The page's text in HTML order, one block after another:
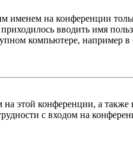
именем на конференции
вводить имя
компьютере, например
на этой конференции, а
с входом на